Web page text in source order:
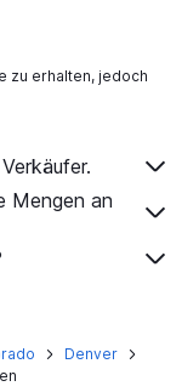
zu erhalten, jedoch
Mengen an
Denver